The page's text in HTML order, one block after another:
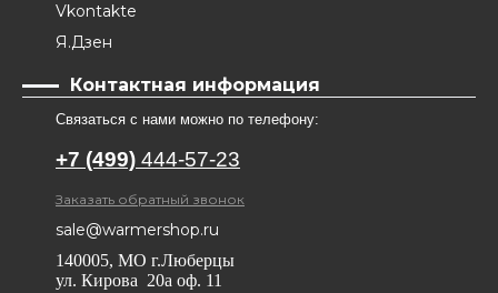
Vkontakte
Я.Дзен
Контактная информация
Связаться с нами можно по телефону:
+7 (499) 444-57-23
Заказать обратный звонок
sale@warmershop.ru
140005, МО г.Люберцы
ул. Кирова 20а оф. 11